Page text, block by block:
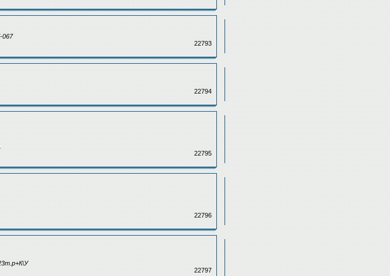
067
22793
22794
22795
22796
22797